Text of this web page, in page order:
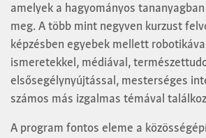
amelyek a hagyományos
meg. A több mint negyven kurzust
képzésben egyebek mellett
ismeretekkel, médiával,
elsősegélynyújtással, mesterséges
számos más izgalmas témával
A program fontos eleme a